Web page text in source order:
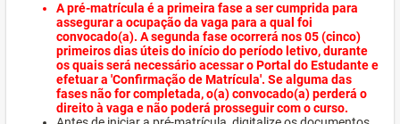
A pré-matrícula é a primeira fase a ser cumprida para
assegurar a ocupação da vaga para a qual foi
convocado(a). A segunda fase ocorrerá nos 05 (cinco)
primeiros dias úteis do início do período letivo, durante
os quais será necessário acessar o Portal do Estudante e
efetuar a 'Confirmação de Matrícula'. Se alguma das
fases não for completada, o(a) convocado(a) perderá o
direito à vaga e não poderá prosseguir com o curso.